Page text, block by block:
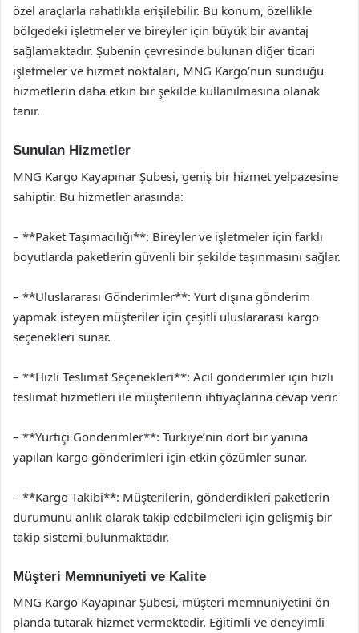
özel araçlarla rahatlıkla erişilebilir. Bu konum, özellikle
bölgedeki işletmeler ve bireyler için büyük bir avantaj
sağlamaktadır. Şubenin çevresinde bulunan diğer ticari
işletmeler ve hizmet noktaları, MNG Kargo’nun sunduğu
hizmetlerin daha etkin bir şekilde kullanılmasına olanak
tanır.
Sunulan Hizmetler
MNG Kargo Kayapınar Şubesi, geniş bir hizmet yelpazesine
sahiptir. Bu hizmetler arasında:
– **Paket Taşımacılığı**: Bireyler ve işletmeler için farklı
boyutlarda paketlerin güvenli bir şekilde taşınmasını sağlar.
– **Uluslararası Gönderimler**: Yurt dışına gönderim
yapmak isteyen müşteriler için çeşitli uluslararası kargo
seçenekleri sunar.
– **Hızlı Teslimat Seçenekleri**: Acil gönderimler için hızlı
teslimat hizmetleri ile müşterilerin ihtiyaçlarına cevap verir.
– **Yurtiçi Gönderimler**: Türkiye’nin dört bir yanına
yapılan kargo gönderimleri için etkin çözümler sunar.
– **Kargo Takibi**: Müşterilerin, gönderdikleri paketlerin
durumunu anlık olarak takip edebilmeleri için gelişmiş bir
takip sistemi bulunmaktadır.
Müşteri Memnuniyeti ve Kalite
MNG Kargo Kayapınar Şubesi, müşteri memnuniyetini ön
planda tutarak hizmet vermektedir. Eğitimli ve deneyimli